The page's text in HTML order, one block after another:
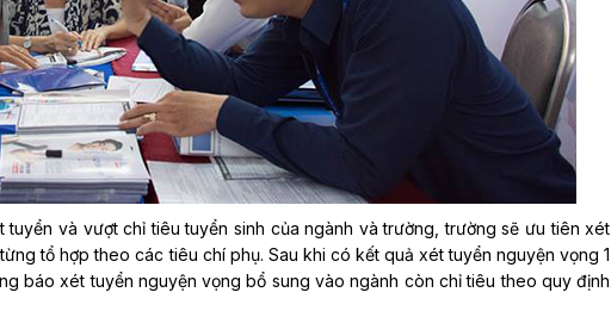
và vượt chỉ tiêu tuyển sinh của ngành và trường, trường sẽ ưu tiên xét
tổ hợp theo các tiêu chí phụ. Sau khi có kết quả xét tuyển nguyện vọng 1
báo xét tuyển nguyện vọng bổ sung vào ngành còn chỉ tiêu theo quy định